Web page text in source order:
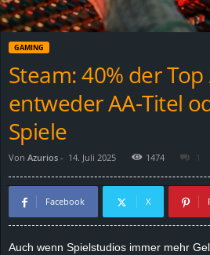
n
GAMING
Steam: 40% der
entweder AA-Titel
Spiele
Von Azurios - 14. Juli 2025 1474 1
Facebook X
Auch wenn Spielstudios immer mehr